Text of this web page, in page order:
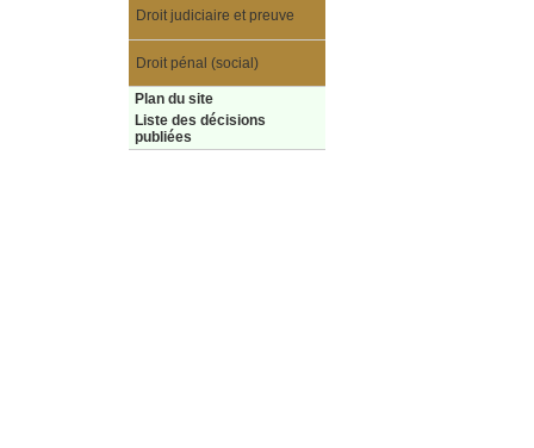
Droit judiciaire et preuve
Droit pénal (social)
Plan du site
Liste des décisions
publiées